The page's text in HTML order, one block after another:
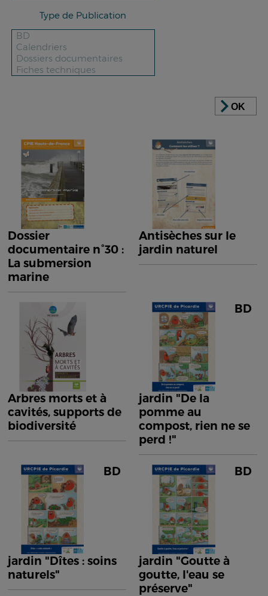
Type de Publication
OK
Dossier
documentaire n°30 :
La submersion
marine
Antisèches sur le
jardin naturel
Arbres morts et à
cavités, supports de
biodiversité
BD
jardin "De la
pomme au
compost, rien ne se
perd !"
BD
jardin "Dîtes : soins
naturels"
BD
jardin "Goutte à
goutte, l'eau se
préserve"